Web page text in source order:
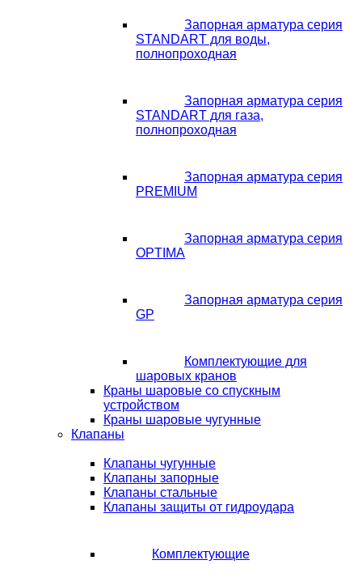
Запорная арматура серия
STANDART для воды,
полнопроходная
Запорная арматура серия
STANDART для газа,
полнопроходная
Запорная арматура серия
PREMIUM
Запорная арматура серия
OPTIMA
Запорная арматура серия
GP
Комплектующие для
шаровых кранов
Краны шаровые со спускным
устройством
Краны шаровые чугунные
Клапаны
Клапаны чугунные
Клапаны запорные
Клапаны стальные
Клапаны защиты от гидроудара
Комплектующие